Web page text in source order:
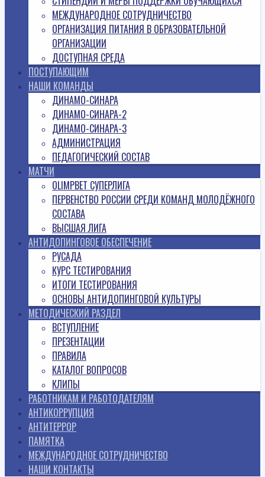
МЕЖДУНАРОДНОЕ СОТРУДНИЧЕСТВО
ОРГАНИЗАЦИЯ ПИТАНИЯ В ОБРАЗОВАТЕЛЬНОЙ
ОРГАНИЗАЦИИ
ДОСТУПНАЯ СРЕДА
ПОСТУПАЮЩИМ
НАШИ КОМАНДЫ
ДИНАМО-СИНАРА
ДИНАМО-СИНАРА-2
ДИНАМО-СИНАРА-3
АДМИНИСТРАЦИЯ
ПЕДАГОГИЧЕСКИЙ СОСТАВ
МАТЧИ
OLIMPBET СУПЕРЛИГА
ПЕРВЕНСТВО РОССИИ СРЕДИ КОМАНД МОЛОДЁЖНОГО
СОСТАВА
ВЫСШАЯ ЛИГА
АНТИДОПИНГОВОЕ ОБЕСПЕЧЕНИЕ
РУСАДА
КУРС ТЕСТИРОВАНИЯ
ИТОГИ ТЕСТИРОВАНИЯ
ОСНОВЫ АНТИДОПИНГОВОЙ КУЛЬТУРЫ
МЕТОДИЧЕСКИЙ РАЗДЕЛ
ВСТУПЛЕНИЕ
ПРЕЗЕНТАЦИИ
ПРАВИЛА
КАТАЛОГ ВОПРОСОВ
КЛИПЫ
РАБОТНИКАМ И РАБОТОДАТЕЛЯМ
АНТИКОРРУПЦИЯ
АНТИТЕРРОР
ПАМЯТКА
МЕЖДУНАРОДНОЕ СОТРУДНИЧЕСТВО
НАШИ КОНТАКТЫ